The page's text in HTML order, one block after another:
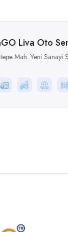
Liva Oto
Mah. Yeni